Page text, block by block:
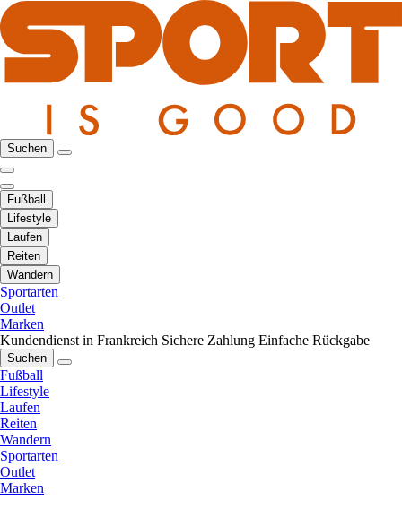
Suchen
Fußball
Lifestyle
Laufen
Reiten
Wandern
Sportarten
Outlet
Marken
Kundendienst in Frankreich Sichere Zahlung Einfache Rückgabe
Suchen
Fußball
Lifestyle
Laufen
Reiten
Wandern
Sportarten
Outlet
Marken